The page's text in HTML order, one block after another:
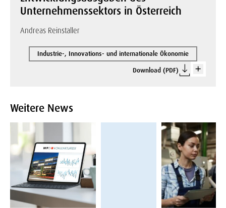
Unternehmenssektors in Österreich
Andreas Reinstaller
Industrie-, Innovations- und internationale Ökonomie
Download (PDF)
Weitere News